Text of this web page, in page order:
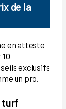
de la
en atteste
10
exclusifs
un pro.
turf